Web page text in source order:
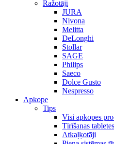
Ražotāji
JURA
Nivona
Melitta
DeLonghi
Stollar
SAGE
Philips
Saeco
Dolce Gusto
Nespresso
Apkope
Tips
Visi apkopes
Tīrīšanas tabletes
Atkaļķotāji